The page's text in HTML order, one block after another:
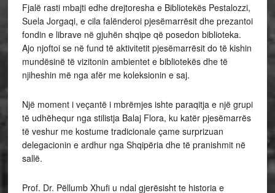
Fjalë rasti mbajti edhe drejtoresha e Bibliotekës Pestalozzi,
Suela Jorgaqi, e cila falënderoi pjesëmarrësit dhe prezantoi
fondin e librave në gjuhën shqipe që posedon biblioteka.
Ajo njoftoi se në fund të aktivitetit pjesëmarrësit do të kishin
mundësinë të vizitonin ambientet e bibliotekës dhe të
njiheshin më nga afër me koleksionin e saj.
Një moment i veçantë i mbrëmjes ishte paraqitja e një grupi
të udhëhequr nga stilistja Balaj Flora, ku katër pjesëmarrës
të veshur me kostume tradicionale çame surprizuan
delegacionin e ardhur nga Shqipëria dhe të pranishmit në
sallë.
Prof. Dr. Pëllumb Xhufi u ndal gjerësisht te historia e